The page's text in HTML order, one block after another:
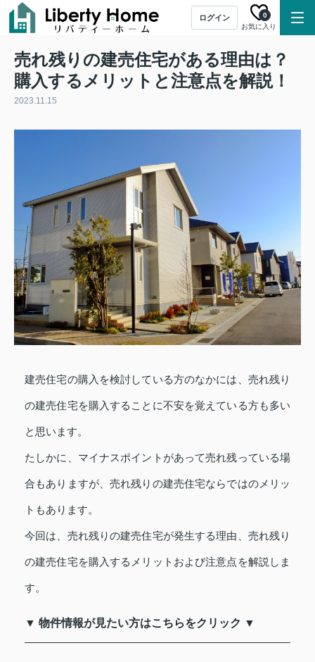
ログイン
お気に入り
0
売れ残りの建売住宅がある理由は？
購入するメリットと注意点を解説！
2023.11.15
建売住宅の購入を検討している方のなかには、売れ残り
の建売住宅を購入することに不安を覚えている方も多い
と思います。
たしかに、マイナスポイントがあって売れ残っている場
合もありますが、売れ残りの建売住宅ならではのメリッ
トもあります。
今回は、売れ残りの建売住宅が発生する理由、売れ残り
の建売住宅を購入するメリットおよび注意点を解説しま
す。
▼ 物件情報が見たい方はこちらをクリック ▼